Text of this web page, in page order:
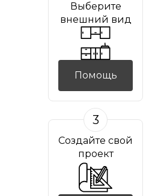
Выберите
внешний вид
Помощь
3
Создайте свой
проект